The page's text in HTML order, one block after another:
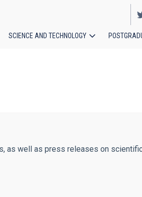
SCIENCE AND TECHNOLOGY
well as press releases on